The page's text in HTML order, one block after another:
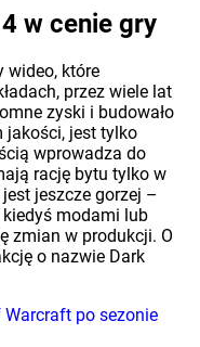
w cenie gry
wideo, które
przez wiele lat
zyski i budowało
jakości, jest tylko
wprowadza do
rację bytu tylko w
jeszcze gorzej –
modami lub
zmian w produkcji. O
o nazwie Dark
po sezonie